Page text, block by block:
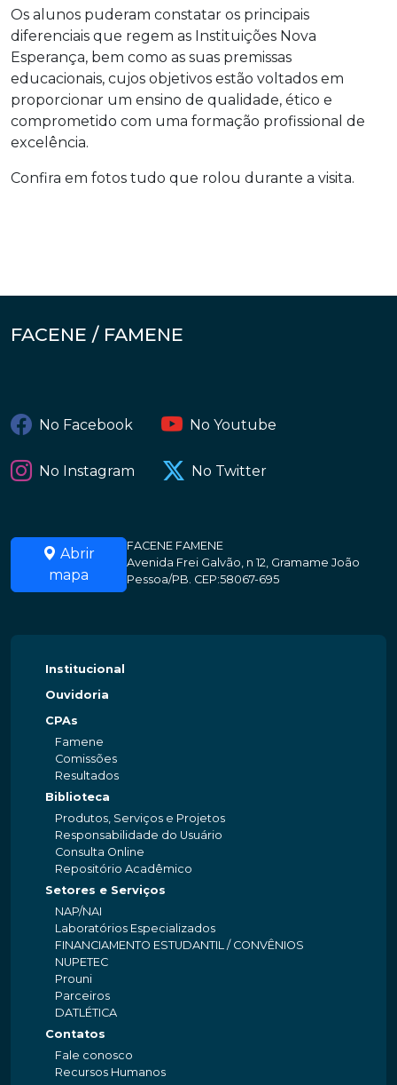
Os alunos puderam constatar os principais
diferenciais que regem as Instituições Nova
Esperança, bem como as suas premissas
educacionais, cujos objetivos estão voltados em
proporcionar um ensino de qualidade, ético e
comprometido com uma formação profissional de
excelência.
Confira em fotos tudo que rolou durante a visita.
FACENE / FAMENE
No Facebook No Youtube
No Instagram No Twitter
Abrir
mapa
FACENE FAMENE
Avenida Frei Galvão, n 12, Gramame João
Pessoa/PB. CEP:58067-695
Institucional
Ouvidoria
CPAs
Famene
Comissões
Resultados
Biblioteca
Produtos, Serviços e Projetos
Responsabilidade do Usuário
Consulta Online
Repositório Acadêmico
Setores e Serviços
NAP/NAI
Laboratórios Especializados
FINANCIAMENTO ESTUDANTIL / CONVÊNIOS
NUPETEC
Prouni
Parceiros
DATLÉTICA
Contatos
Fale conosco
Recursos Humanos